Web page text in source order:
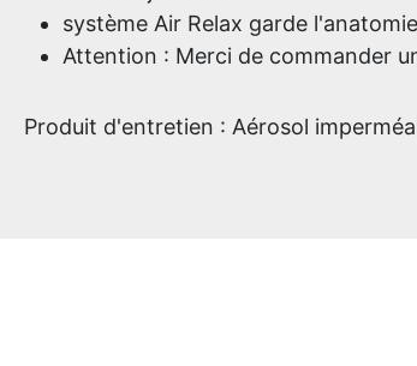
système Air Relax garde
Attention : Merci de commander
Produit d'entretien : Aérosol